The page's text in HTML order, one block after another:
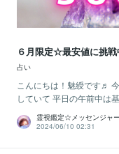
６月限定☆最安値に挑戦
占い
こんにちは！魅綬です♬
していて 平日の午前中は
霊視鑑定☆メッセンジャ
2024/06/10 02:31